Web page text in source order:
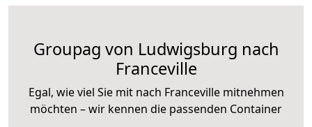
Groupag von Ludwigsburg nach
Franceville
Egal, wie viel Sie mit nach Franceville mitnehmen
möchten – wir kennen die passenden Container